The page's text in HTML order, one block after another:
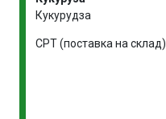
Кукурудза
CPT (поставка на склад)